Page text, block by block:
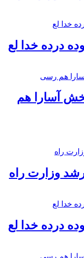
درده خدا لع
آسارا هم
وزارت راه
درده خدا لع